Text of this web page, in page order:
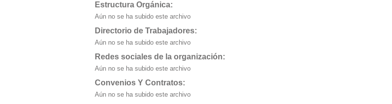
Estructura Orgánica:
Aún no se ha subido este archivo
Directorio de Trabajadores:
Aún no se ha subido este archivo
Redes sociales de la organización:
Aún no se ha subido este archivo
Convenios Y Contratos:
Aún no se ha subido este archivo